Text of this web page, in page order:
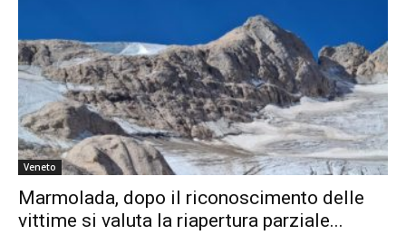
Veneto
Marmolada, dopo il riconoscimento delle
vittime si valuta la riapertura parziale...